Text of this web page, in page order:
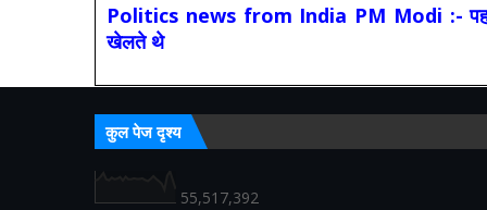
Politics news from India PM Modi :- पहले
खेलते थे
कुल पेज दृश्य
55,517,392